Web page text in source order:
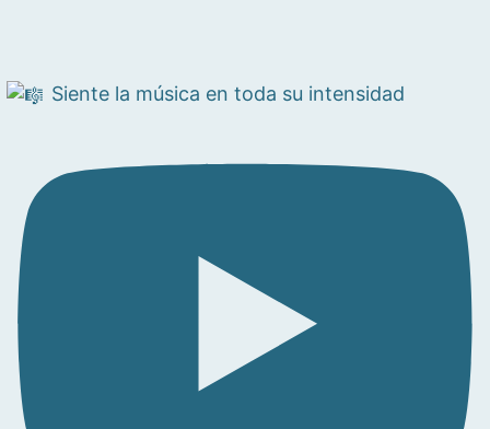
Siente la música en toda su intensidad